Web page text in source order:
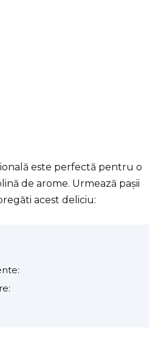
este perfectă pentru o
de arome. Urmează pașii
acest deliciu: